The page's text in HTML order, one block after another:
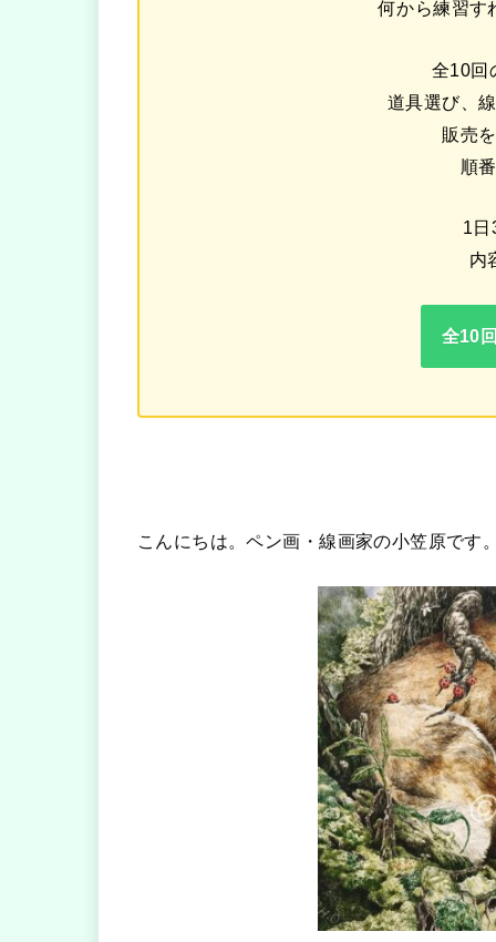
何から練習す
全10回
道具選び、
販売
順
1日
内
全10
こんにちは。ペン画・線画家の小笠原です